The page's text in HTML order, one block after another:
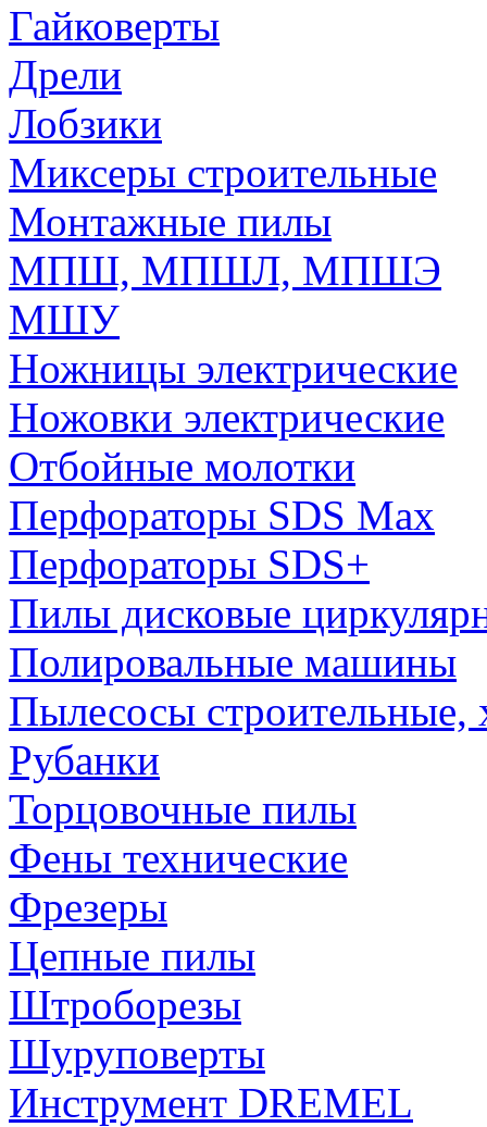
Гайковерты
Дрели
Лобзики
Миксеры строительные
Монтажные пилы
МПШ, МПШЛ, МПШЭ
МШУ
Ножницы электрические
Ножовки электрические
Отбойные молотки
Перфораторы SDS Max
Перфораторы SDS+
Пилы дисковые
Полировальные машины
Пылесосы строительные,
Рубанки
Торцовочные пилы
Фены технические
Фрезеры
Цепные пилы
Штроборезы
Шуруповерты
Инструмент DREMEL